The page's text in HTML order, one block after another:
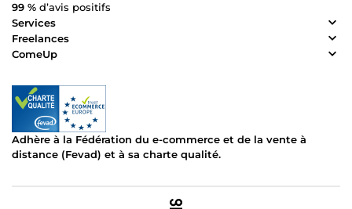
99 % d’avis positifs
Services
Freelances
ComeUp
Adhère à la Fédération du e-commerce et de la vente à
distance (Fevad) et à sa charte qualité.